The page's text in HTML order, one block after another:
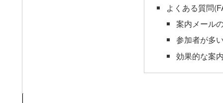
よくある質問
案内メール
参加者が多
効果的な案